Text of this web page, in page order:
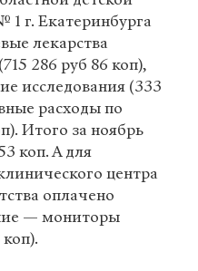
г. Екатеринбурга
лекарства
286 руб 86 коп),
исследования (333
расходы по
Итого за ноябрь
коп. А для
центра
оплачено
— мониторы